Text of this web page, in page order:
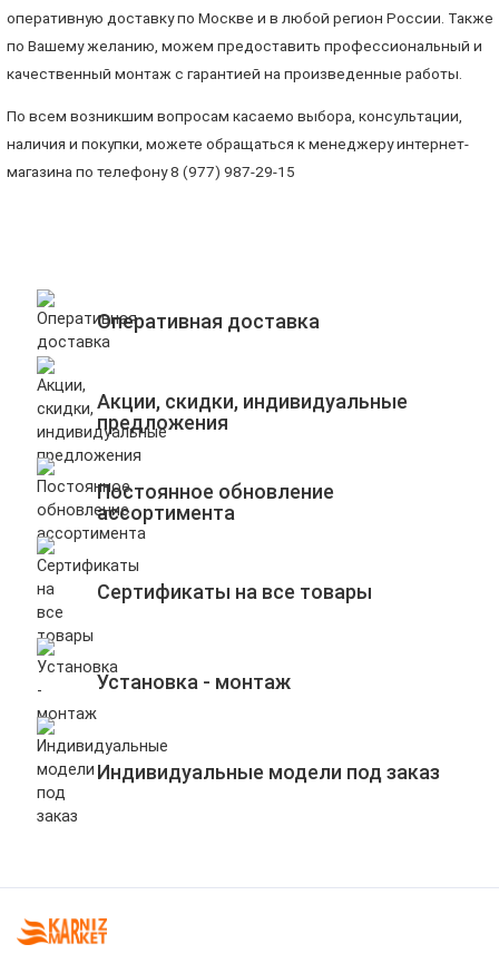
оперативную доставку по Москве и в любой регион России. Также
по Вашему желанию, можем предоставить профессиональный и
качественный монтаж с гарантией на произведенные работы.
По всем возникшим вопросам касаемо выбора, консультации,
наличия и покупки, можете обращаться к менеджеру интернет-
магазина по телефону 8 (977) 987-29-15
Оперативная доставка
Акции, скидки, индивидуальные
предложения
Постоянное обновление
ассортимента
Сертификаты на все товары
Установка - монтаж
Индивидуальные модели под заказ